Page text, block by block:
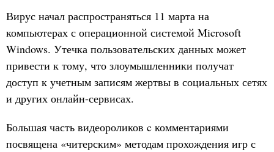
Вирус начал распространяться 11 марта на
компьютерах с операционной системой Microsoft
Windows. Утечка пользовательских данных может
привести к тому, что злоумышленники получат
доступ к учетным записям жертвы в социальных сетях
и других онлайн-сервисах.
Большая часть видеороликов c комментариями
посвящена «читерским» методам прохождения игр с